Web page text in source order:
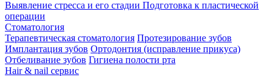
Выявление стресса и его стадии Подготовка к пластической
операции
Стоматология
Терапевтическая стоматология Протезирование зубов
Имплантация зубов Ортодонтия (исправление прикуса)
Отбеливание зубов Гигиена полости рта
Hair & nail сервис